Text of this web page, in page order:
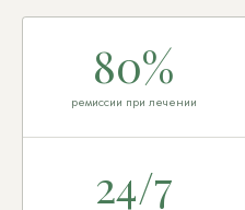
80%
ремиссии при лечении
24/7